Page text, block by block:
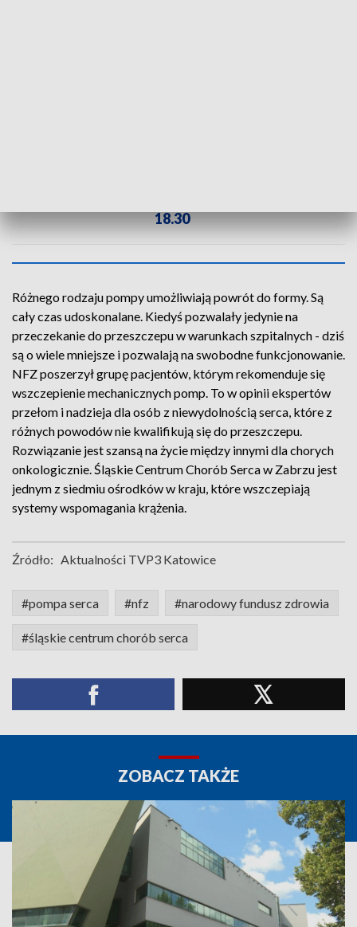
18.30
Różnego rodzaju pompy umożliwiają powrót do formy. Są
cały czas udoskonalane. Kiedyś pozwalały jedynie na
przeczekanie do przeszczepu w warunkach szpitalnych - dziś
są o wiele mniejsze i pozwalają na swobodne funkcjonowanie.
NFZ poszerzył grupę pacjentów, którym rekomenduje się
wszczepienie mechanicznych pomp. To w opinii ekspertów
przełom i nadzieja dla osób z niewydolnością serca, które z
różnych powodów nie kwalifikują się do przeszczepu.
Rozwiązanie jest szansą na życie między innymi dla chorych
onkologicznie. Śląskie Centrum Chorób Serca w Zabrzu jest
jednym z siedmiu ośrodków w kraju, które wszczepiają
systemy wspomagania krążenia.
Źródło: Aktualności TVP3 Katowice
#pompa serca #nfz #narodowy fundusz zdrowia
#śląskie centrum chorób serca
ZOBACZ TAKŻE